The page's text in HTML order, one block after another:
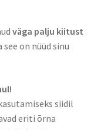
väga palju kiitust
see on nüüd sinu
siidil
eriti õrna